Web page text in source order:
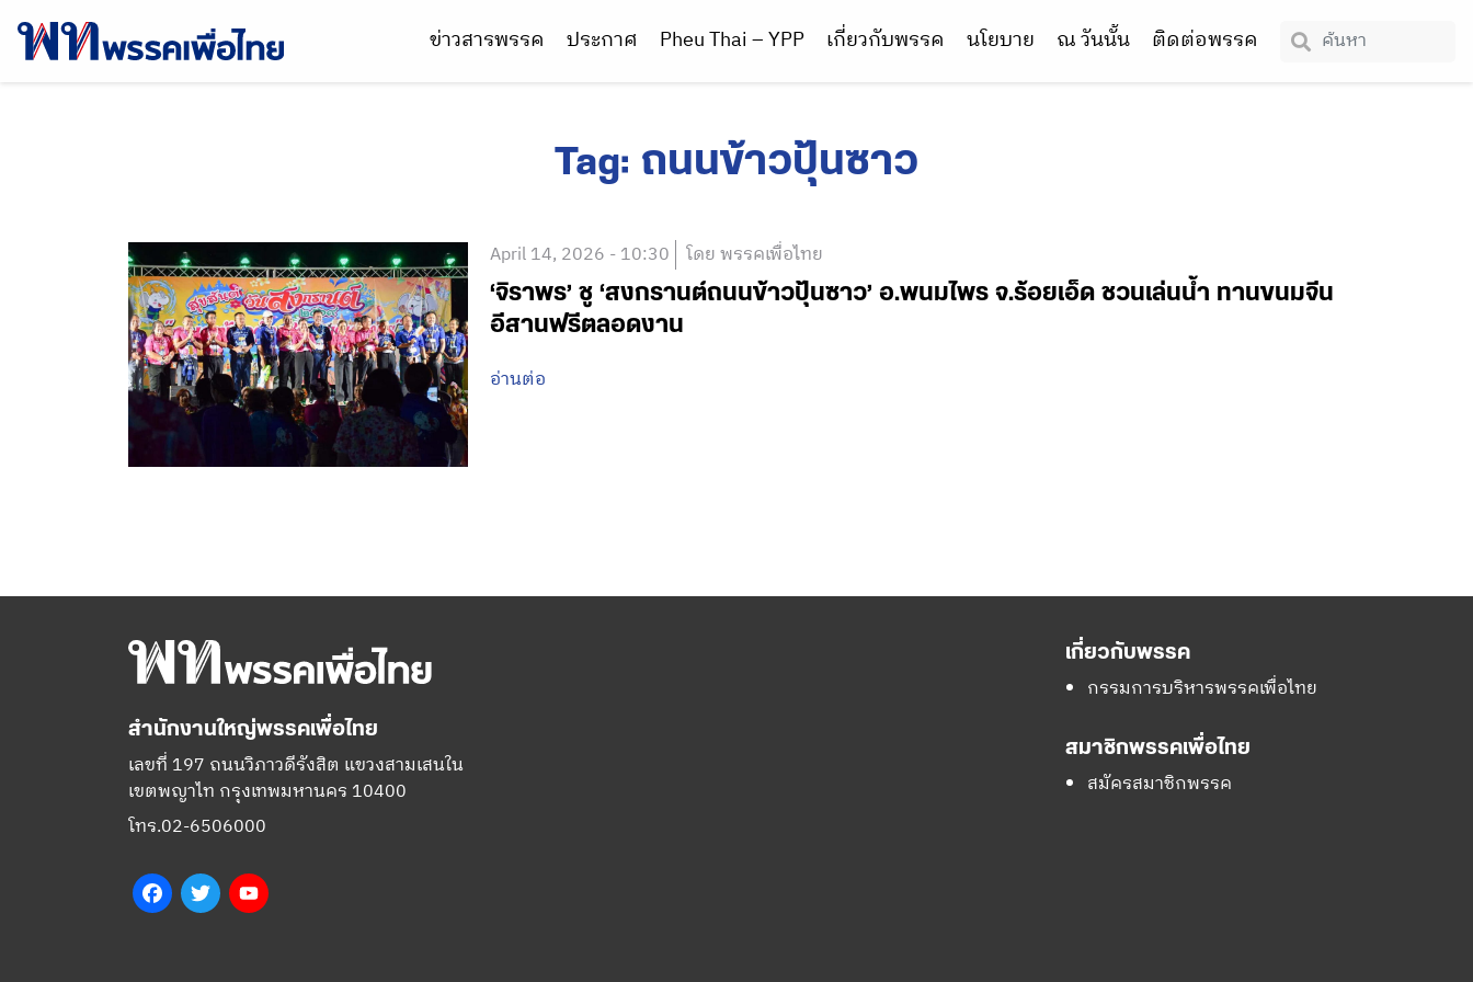
ข่าวสารพรรค ประกาศ Pheu Thai – YPP เกี่ยวกับพรรค นโยบาย ณ วันนั้น ติดต่อพรรค
Tag: ถนนข้าวปุ้นซาว
April 14, 2026 - 10:30 โดย พรรคเพื่อไทย
‘จิราพร’ ชู ‘สงกรานต์ถนนข้าวปุ้นซาว’ อ.พนมไพร จ.ร้อยเอ็ด ชวนเล่นน้ำ ทานขนมจีน
อีสานฟรีตลอดงาน
อ่านต่อ
สำนักงานใหญ่พรรคเพื่อไทย
เลขที่ 197 ถนนวิภาวดีรังสิต แขวงสามเสนใน
เขตพญาไท กรุงเทพมหานคร 10400
โทร.02-6506000
FacebookTwitter
เกี่ยวกับพรรค
กรรมการบริหารพรรคเพื่อไทย
สมาชิกพรรคเพื่อไทย
สมัครสมาชิกพรรค